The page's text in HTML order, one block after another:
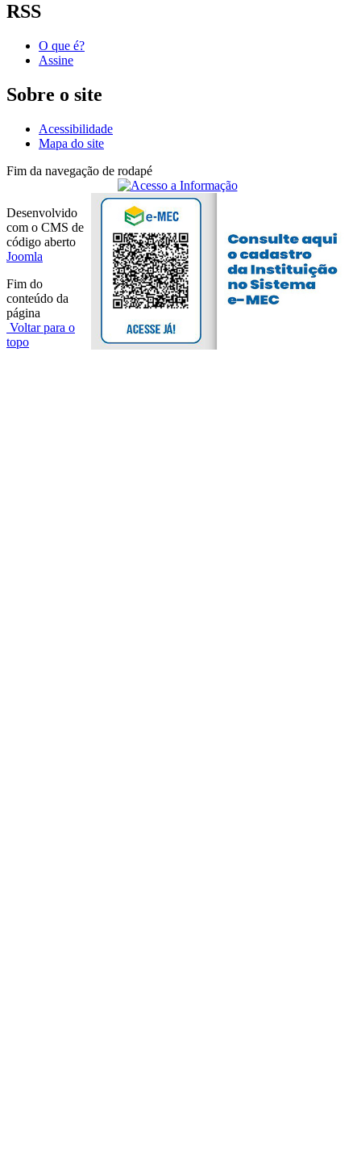
RSS
O que é?
Assine
Sobre o site
Acessibilidade
Mapa do site
Fim da navegação de rodapé
Desenvolvido
com o CMS de
código aberto
Joomla
Fim do
conteúdo da
página
Voltar para o
topo